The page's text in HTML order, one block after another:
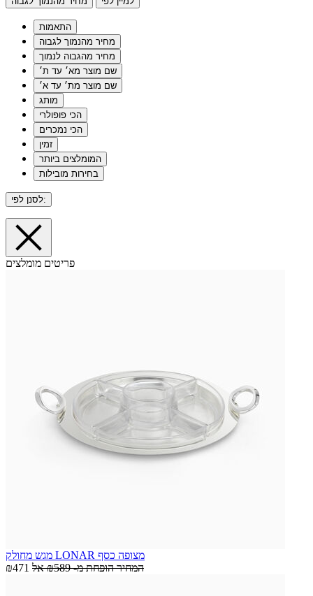
התאמות
מחיר מהנמוך לגבוה
מחיר מהגבוה לנמוך
שם מוצר מא׳ עד ת׳
שם מוצר מת׳ עד א׳
מותג
הכי פופולרי
הכי נמכרים
זמין
המומלצים ביותר
בחירות מובילות
לסנן לפי:
פריטים מומלצים
מגש מחולק LONAR מצופה כסף
₪471
המחיר הופחת מ-₪589 אל